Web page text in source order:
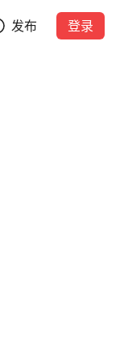
发布 登录